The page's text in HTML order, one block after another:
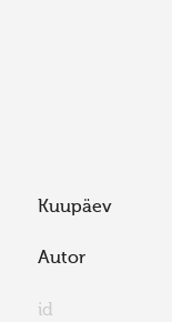
Kuupäev
Autor
id